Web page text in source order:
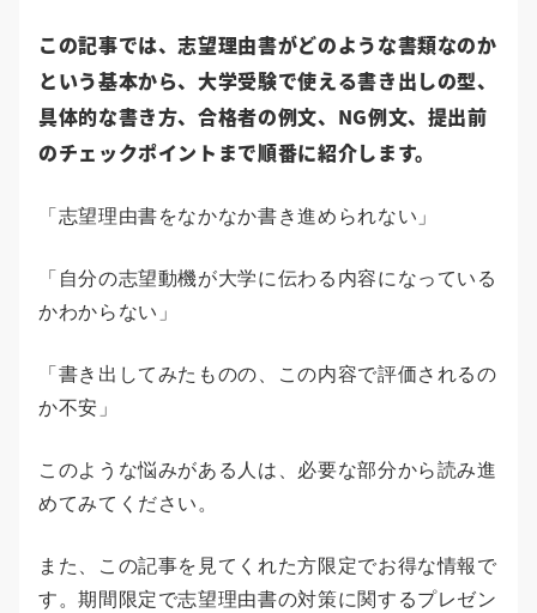
この記事では、志望理由書がどのような書類なのか
という基本から、大学受験で使える書き出しの型、
具体的な書き方、合格者の例文、NG例文、提出前
のチェックポイントまで順番に紹介します。
「志望理由書をなかなか書き進められない」
「自分の志望動機が大学に伝わる内容になっている
かわからない」
「書き出してみたものの、この内容で評価されるの
か不安」
このような悩みがある人は、必要な部分から読み進
めてみてください。
また、この記事を見てくれた方限定でお得な情報で
す。期間限定で志望理由書の対策に関するプレゼン